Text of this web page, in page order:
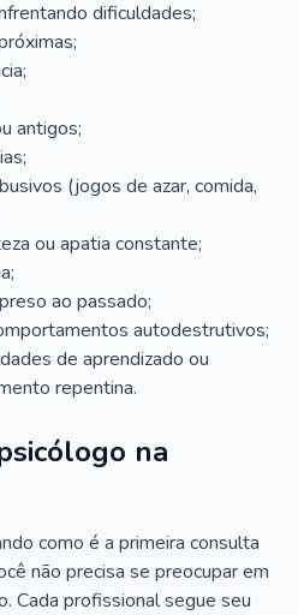
dificuldades;
antigos;
(jogos de azar, comida,
ou apatia constante;
ao passado;
autodestrutivos;
de aprendizado ou
repentina.
na
como é a primeira consulta
não precisa se preocupar em
Cada profissional segue seu